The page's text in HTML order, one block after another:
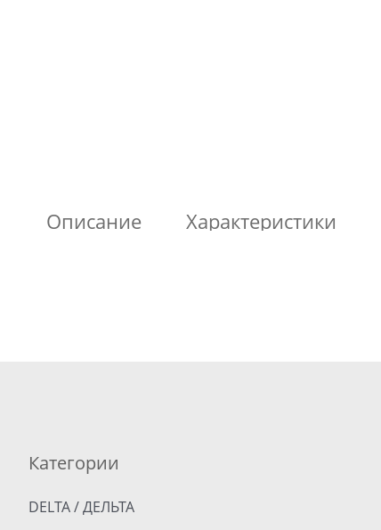
Описание Характеристики
Категории
DELTA / ДЕЛЬТА